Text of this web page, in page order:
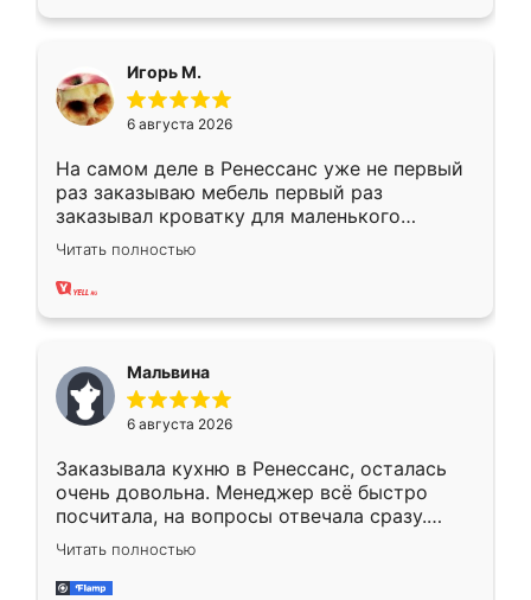
Игорь М.
6 августа 2026
На самом деле в Ренессанс уже не первый
раз заказываю мебель первый раз
заказывал кроватку для маленького
ребёнка при его рождении ,во второй раз
заказал шкаф-купе. По качеству очень
хорошее сборка достаточно быстрая,
меньше, здесь же он более разнообразный.
Мне нравится ,если что-то потребуется из
мебели буду заказывать только здесь.
Читать полностью
Мальвина
6 августа 2026
Заказывала кухню в Ренессанс, осталась
очень довольна. Менеджер всё быстро
посчитала, на вопросы отвечала сразу.
Замерщик приехал в субботу, подошёл к
делу со всей ответственностью. Собрали
за день, ребята работали аккуратно, даже
Читать полностью